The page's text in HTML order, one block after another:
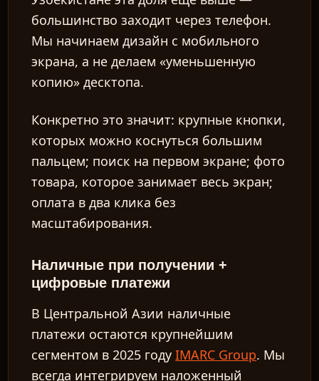
большинство заходит через телефон.
Мы начинаем дизайн с мобильного
экрана, а не делаем «уменьшенную
копию» десктопа.
Конкретно это значит: крупные кнопки,
которых можно коснуться большим
пальцем; поиск на первом экране; фото
товара, которое занимает весь экран;
оплата в два клика без
масштабирования.
Наличные при получении +
цифровые платежи
В Центральной Азии наличные
платежи остаются крупнейшим
сегментом в 2025 годуIMARC Group. Мы
всегда интегрируем наложенный